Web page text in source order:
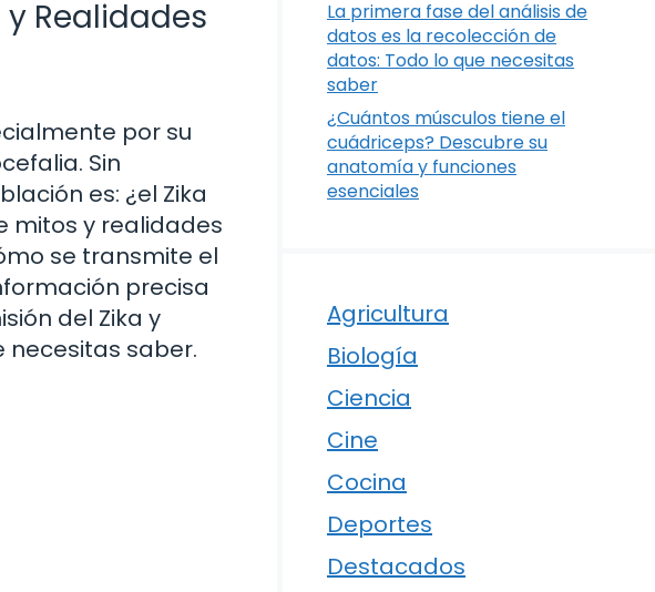
y Realidades
por su
Sin
es: ¿el Zika
mitos y realidades
se transmite el
precisa
del Zika y
saber.
La primera fase del análisis de
datos es la recolección de
datos: Todo lo que necesitas
saber
¿Cuántos músculos tiene el
cuádriceps? Descubre su
anatomía y funciones
esenciales
Agricultura
Biología
Ciencia
Cine
Cocina
Deportes
Destacados